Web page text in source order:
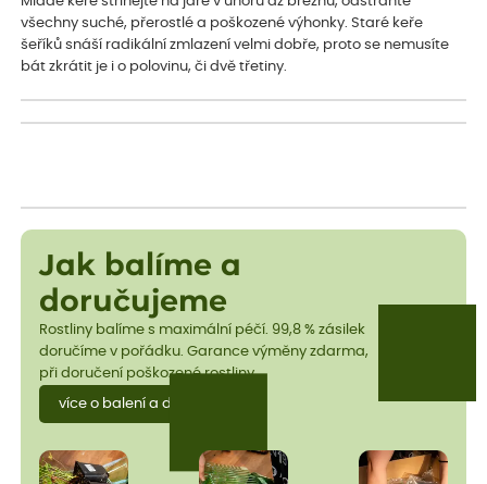
všechny suché, přerostlé a poškozené výhonky. Staré keře
šeříků snáší radikální zmlazení velmi dobře, proto se nemusíte
bát zkrátit je i o polovinu, či dvě třetiny.
Jak balíme a
doručujeme
Rostliny balíme s maximální péčí. 99,8 % zásilek
doručíme v pořádku. Garance výměny zdarma,
při doručení poškozené rostliny.
více o balení a dopravě